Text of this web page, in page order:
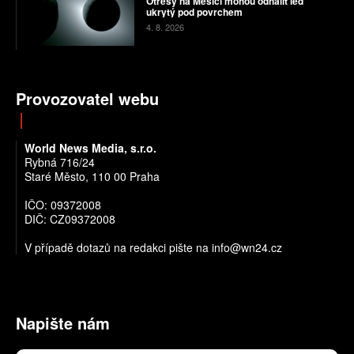
ukrytý pod povrchem
4. 8. 2026
Provozovatel webu
World News Media, s.r.o.
Rybná 716/24
Staré Město, 110 00 Praha
IČO: 09372008
DIČ: CZ09372008
V případě dotazů na redakci pište na info@wn24.cz
Napište nám